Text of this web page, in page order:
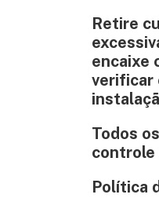
Retire
encaixe
verificar
Todos
controle
Política